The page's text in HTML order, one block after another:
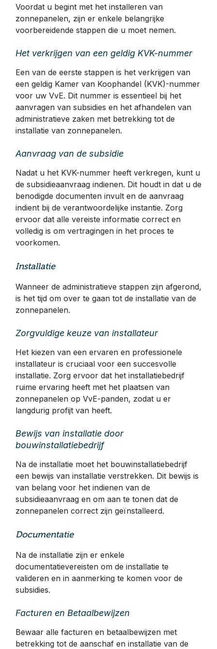
Voordat u begint met het installeren van
zonnepanelen, zijn er enkele belangrijke
voorbereidende stappen die u moet nemen.
Het verkrijgen van een geldig KVK-nummer
Een van de eerste stappen is het verkrijgen van
een geldig Kamer van Koophandel (KVK)-nummer
voor uw VvE. Dit nummer is essentieel bij het
aanvragen van subsidies en het afhandelen van
administratieve zaken met betrekking tot de
installatie van zonnepanelen.
Aanvraag van de subsidie
Nadat u het KVK-nummer heeft verkregen, kunt u
de subsidieaanvraag indienen. Dit houdt in dat u de
benodigde documenten invult en de aanvraag
indient bij de verantwoordelijke instantie. Zorg
ervoor dat alle vereiste informatie correct en
volledig is om vertragingen in het proces te
voorkomen.
Installatie
Wanneer de administratieve stappen zijn afgerond,
is het tijd om over te gaan tot de installatie van de
zonnepanelen.
Zorgvuldige keuze van installateur
Het kiezen van een ervaren en professionele
installateur is cruciaal voor een succesvolle
installatie. Zorg ervoor dat het installatiebedrijf
ruime ervaring heeft met het plaatsen van
zonnepanelen op VvE-panden, zodat u er
langdurig profijt van heeft.
Bewijs van installatie door
bouwinstallatiebedrijf
Na de installatie moet het bouwinstallatiebedrijf
een bewijs van installatie verstrekken. Dit bewijs is
van belang voor het indienen van de
subsidieaanvraag en om aan te tonen dat de
zonnepanelen correct zijn geïnstalleerd.
Documentatie
Na de installatie zijn er enkele
documentatievereisten om de installatie te
valideren en in aanmerking te komen voor de
subsidies.
Facturen en Betaalbewijzen
Bewaar alle facturen en betaalbewijzen met
betrekking tot de aanschaf en installatie van de